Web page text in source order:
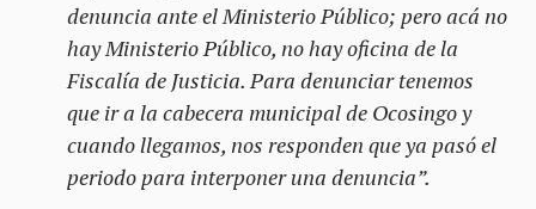
denuncia ante el Ministerio Público; pero acá no
hay Ministerio Público, no hay oficina de la
Fiscalía de Justicia. Para denunciar tenemos
que ir a la cabecera municipal de Ocosingo y
cuando llegamos, nos responden que ya pasó el
periodo para interponer una denuncia”.